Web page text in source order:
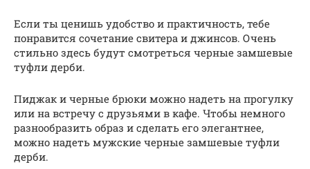
Если ты ценишь удобство и практичность, тебе
понравится сочетание свитера и джинсов. Очень
стильно здесь будут смотреться черные замшевые
туфли дерби.
Пиджак и черные брюки можно надеть на прогулку
или на встречу с друзьями в кафе. Чтобы немного
разнообразить образ и сделать его элегантнее,
можно надеть мужские черные замшевые туфли
дерби.